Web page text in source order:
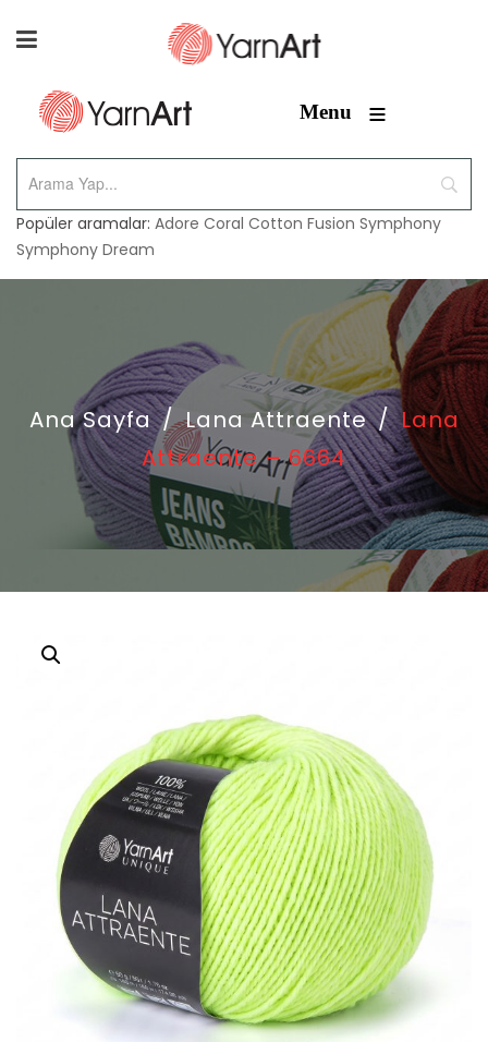
Menu ≡
Popüler aramalar: Adore Coral Cotton Fusion Symphony
Symphony Dream
Ana Sayfa / Lana Attraente / Lana
Attraente – 6664